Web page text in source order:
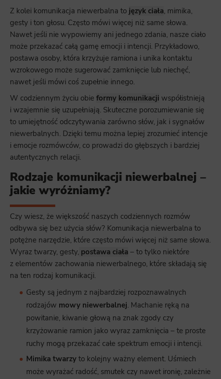
Z kolei komunikacja niewerbalna to język ciała, mimika,
gesty i ton głosu. Często mówi więcej niż same słowa.
Nawet jeśli nie wypowiemy ani jednego zdania, nasze ciało
może przekazać całą gamę emocji i intencji. Przykładowo,
postawa osoby, która krzyżuje ramiona i unika kontaktu
wzrokowego może sugerować zamknięcie lub niechęć,
nawet jeśli mówi coś zupełnie innego.
W codziennym życiu obie formy komunikacji współistnieją
i wzajemnie się uzupełniają. Skuteczne porozumiewanie się
to umiejętność odczytywania zarówno słów, jak i sygnałów
niewerbalnych. Dzięki temu można lepiej zrozumieć intencje
i emocje rozmówców, co prowadzi do głębszych i bardziej
autentycznych relacji.
Rodzaje komunikacji niewerbalnej –
jakie wyróżniamy?
Czy wiesz, że większość naszych codziennych rozmów
odbywa się bez użycia słów? Komunikacja niewerbalna to
potężne narzędzie, które często mówi więcej niż same słowa.
Wyraz twarzy, gesty, postawa ciała – to tylko niektóre
z elementów zachowania niewerbalnego, które składają się
na ten rodzaj komunikacji.
Gesty są jednym z najbardziej rozpoznawalnych
rodzajów mowy niewerbalnej. Machanie ręką na
powitanie, kiwanie głową na znak zgody czy
krzyżowanie ramion jako wyraz zamknięcia – te proste
ruchy mogą przekazać całe spektrum emocji i intencji.
Mimika twarzy to kolejny ważny element. Uśmiech
może wyrażać radość, smutek czy nawet ironię, zależnie